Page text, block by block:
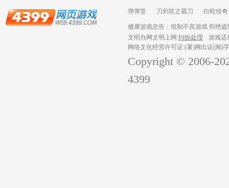
弹弹堂 刀剑笑之霸刀
白蛇传奇
健康游戏忠告：抵制不良游戏 拒绝
文明办网文明上网 纠纷处理
游戏适
网络文化经营许可证:(署)网出证(闽)
Copyright © 2006-
4399